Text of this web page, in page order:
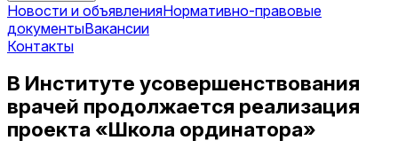
Новости и объявленияНормативно-правовые
документыВакансии
Контакты
В Институте усовершенствования
врачей продолжается реализация
проекта «Школа ординатора»